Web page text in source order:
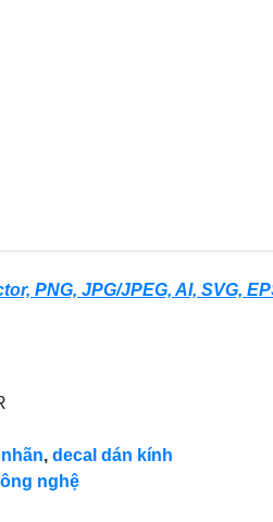
PNG, JPG/JPEG, AI, SVG,
nhãn, decal dán kính
nghệ